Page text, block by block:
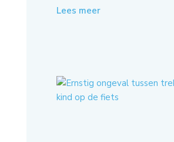
Lees meer